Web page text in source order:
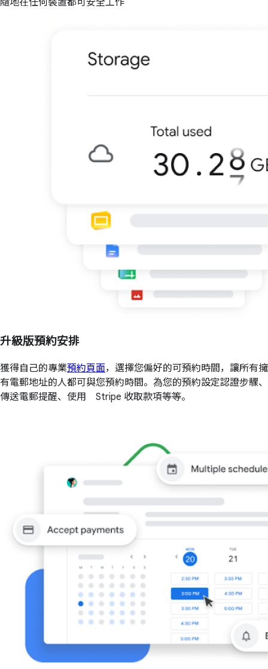
升級版預約安排
獲得自己的專業預約頁面，選擇您偏好的可預約時間，讓所有擁
有電郵地址的人都可與您預約時間。為您的預約設定認證步驟、
傳送電郵提醒、使用 Stripe 收取款項等等。